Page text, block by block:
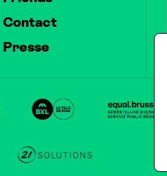
Contact
Presse